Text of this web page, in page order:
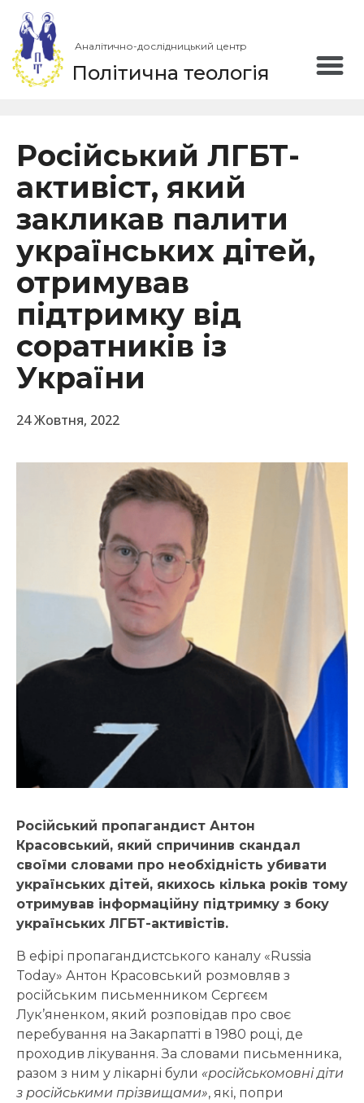
Аналітично-дослідницький центр
Політична теологія
Російський ЛГБТ-
активіст, який
закликав палити
українських дітей,
отримував
підтримку від
соратників із
України
24 Жовтня, 2022
Російський пропагандист Антон
Красовський, який спричинив скандал
своїми словами про необхідність убивати
українських дітей, якихось кілька років тому
отримував інформаційну підтримку з боку
українських ЛГБТ-активістів.
В ефірі пропагандистського каналу «Russia
Today» Антон Красовський розмовляв з
російським письменником Сєргєєм
Лук’яненком, який розповідав про своє
перебування на Закарпатті в 1980 році, де
проходив лікування. За словами письменника,
разом з ним у лікарні були «російськомовні діти
з російськими прізвищами», які, попри